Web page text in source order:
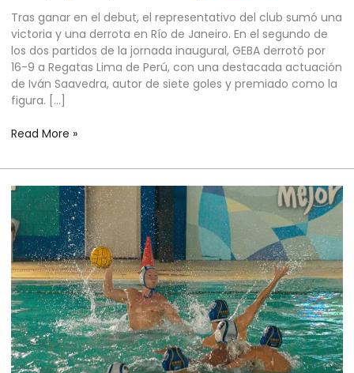
Tras ganar en el debut, el representativo del club sumó una
victoria y una derrota en Río de Janeiro. En el segundo de
los dos partidos de la jornada inaugural, GEBA derrotó por
16-9 a Regatas Lima de Perú, con una destacada actuación
de Iván Saavedra, autor de siete goles y premiado como la
figura. […]
Read More »
WATERPOLO
MASCULINO
–
SUPERLIGA
SUDAMERICANA
–
ETAPA
1
–
FECHA
1